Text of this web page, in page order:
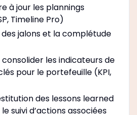
à jour les plannings
Timeline Pro)
des jalons et la complétude
les indicateurs de
pour le portefeuille (KPI,
des lessons learned
suivi d’actions associées